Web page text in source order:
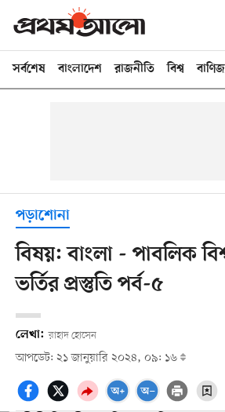
সর্বশেষ বাংলাদেশ রাজনীতি বিশ্ব
পড়াশোনা
বিষয়: বাংলা - পাবলিক
ভর্তির প্রস্তুতি পর্ব-৫
লেখা: রাহাদ হোসেন
আপডেট: ২১ জানুয়ারি ২০২৪, ০৯: ১৬